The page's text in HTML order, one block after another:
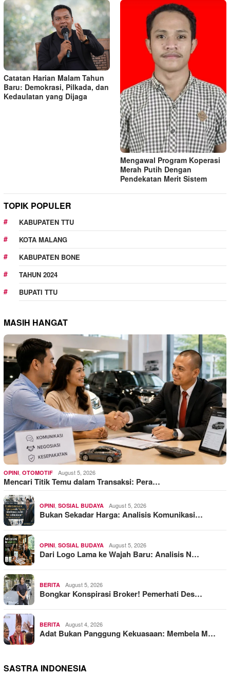
Catatan Harian Malam Tahun
Baru: Demokrasi, Pilkada, dan
Kedaulatan yang Dijaga
Mengawal Program Koperasi
Merah Putih Dengan
Pendekatan Merit Sistem
TOPIK POPULER
KABUPATEN TTU
KOTA MALANG
KABUPATEN BONE
TAHUN 2024
BUPATI TTU
MASIH HANGAT
OPINI, OTOMOTIF August 5, 2026
Mencari Titik Temu dalam Transaksi: Pera…
OPINI, SOSIAL BUDAYA August 5, 2026
Bukan Sekadar Harga: Analisis Komunikasi…
OPINI, SOSIAL BUDAYA August 5, 2026
Dari Logo Lama ke Wajah Baru: Analisis N…
BERITA August 5, 2026
Bongkar Konspirasi Broker! Pemerhati Des…
BERITA August 4, 2026
Adat Bukan Panggung Kekuasaan: Membela M…
SASTRA INDONESIA